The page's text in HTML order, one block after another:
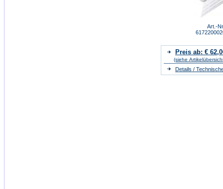
Art.-
Preis ab: €
(siehe
Details /